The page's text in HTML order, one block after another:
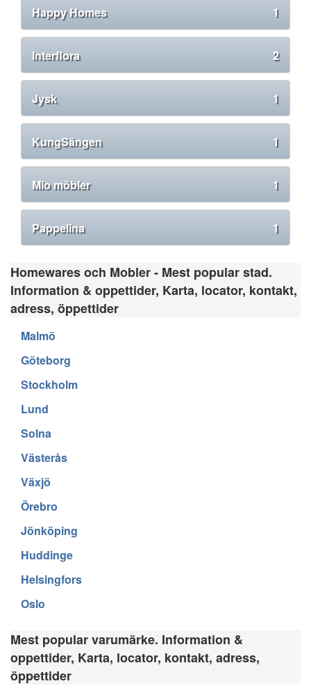
Happy Homes 1
Interflora 2
Jysk 1
KungSängen 1
Mio möbler 1
Pappelina 1
Homewares och Mobler - Mest popular stad.
Information & oppettider, Karta, locator, kontakt,
adress, öppettider
Malmö
Göteborg
Stockholm
Lund
Solna
Västerås
Växjö
Örebro
Jönköping
Huddinge
Helsingfors
Oslo
Mest popular varumärke. Information &
oppettider, Karta, locator, kontakt, adress,
öppettider